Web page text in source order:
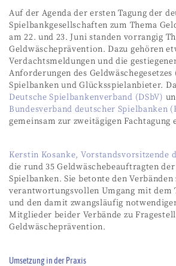
Auf der Agenda der ersten Tagung der
Spielbankgesellschaften zum Thema
am 22. und 23. Juni standen vorrangig
Geldwäscheprävention. Dazu gehören
Verdachtsmeldungen und die
Anforderungen des Geldwäschegesetzes
Spielbanken und Glücksspielanbieter.
Deutsche Spielbankenverband (DSbV)
Bundesverband deutscher Spielbanken
gemeinsam zur zweitägigen Fachtagung
Kerstin Kosanke, Vorstandsvorsitzende
die rund 35 Geldwäschebeauftragten
Spielbanken. Sie betonte den Verbänden
verantwortungsvollen Umgang mit dem
und den damit zwangsläufig
Mitglieder beider Verbände zu
Geldwäscheprävention.
Umsetzung in der Praxis